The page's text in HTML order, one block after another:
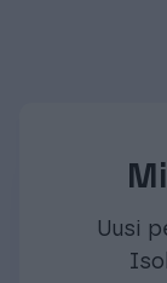
Uusi